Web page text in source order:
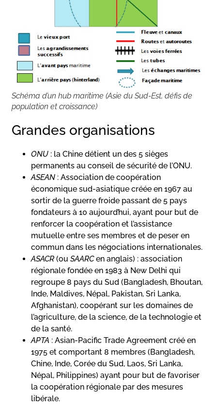
Schéma d’un hub maritime (Asie du Sud-Est, défis de
population et croissance)
Grandes organisations
ONU : la Chine détient un des 5 sièges
permanents au conseil de sécurité de l’ONU.
ASEAN : Association de coopération
économique sud-asiatique créée en 1967 au
sortir de la guerre froide passant de 5 pays
fondateurs à 10 aujourd’hui, ayant pour but de
renforcer la coopération et l’assistance
mutuelle entre ses membres et de peser en
commun dans les négociations internationales.
ASACR (ou SAARCen anglais) : association
régionale fondée en 1983 à New Delhi qui
regroupe 8 pays du Sud (Bangladesh, Bhoutan,
Inde, Maldives, Népal, Pakistan, Sri Lanka,
Afghanistan), coopérant sur les domaines de
l’agriculture, de la science, de la technologie et
de la santé.
APTA : Asian-Pacific Trade Agreement créé en
1975 et comportant 8 membres (Bangladesh,
Chine, Inde, Corée du Sud, Laos, Sri Lanka,
Népal, Philippines) ayant pour but de favoriser
la coopération régionale par des mesures
libérale.